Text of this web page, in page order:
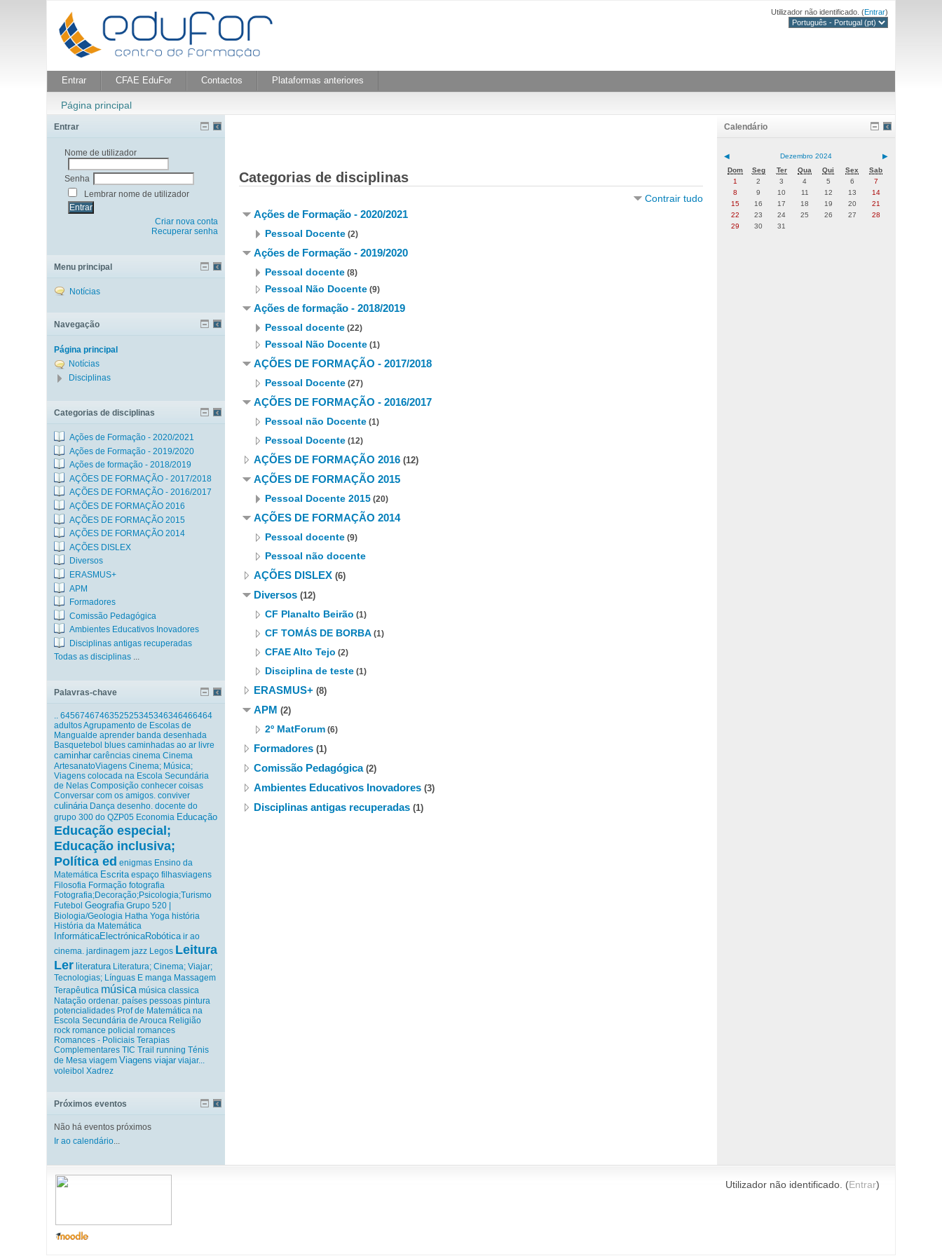
Utilizador não identificado. (Entrar)
Entrar CFAE EduFor Contactos Plataformas anteriores
Página principal
Categorias de disciplinas
Contrair tudo
Ações de Formação - 2020/2021
Pessoal Docente (2)
Ações de Formação - 2019/2020
Pessoal docente (8)
Pessoal Não Docente (9)
Ações de formação - 2018/2019
Pessoal docente (22)
Pessoal Não Docente (1)
AÇÕES DE FORMAÇÃO - 2017/2018
Pessoal Docente (27)
AÇÕES DE FORMAÇÃO - 2016/2017
Pessoal não Docente (1)
Pessoal Docente (12)
AÇÕES DE FORMAÇÃO 2016 (12)
AÇÕES DE FORMAÇÃO 2015
Pessoal Docente 2015 (20)
AÇÕES DE FORMAÇÃO 2014
Pessoal docente (9)
Pessoal não docente
AÇÕES DISLEX (6)
Diversos (12)
CF Planalto Beirão (1)
CF TOMÁS DE BORBA (1)
CFAE Alto Tejo (2)
Disciplina de teste (1)
ERASMUS+ (8)
APM (2)
2º MatForum (6)
Formadores (1)
Comissão Pedagógica(2)
Ambientes Educativos Inovadores (3)
Disciplinas antigas recuperadas (1)
Entrar
Nome de utilizador
Senha
Lembrar nome de utilizador
Criar nova conta
Recuperar senha
Menu principal
Notícias
Navegação
Página principal
Notícias
Disciplinas
Categorias de disciplinas
Ações de Formação - 2020/2021
Ações de Formação - 2019/2020
Ações de formação - 2018/2019
AÇÕES DE FORMAÇÃO - 2017/2018
AÇÕES DE FORMAÇÃO - 2016/2017
AÇÕES DE FORMAÇÃO 2016
AÇÕES DE FORMAÇÃO 2015
AÇÕES DE FORMAÇÃO 2014
AÇÕES DISLEX
Diversos
ERASMUS+
APM
Formadores
Comissão Pedagógica
Ambientes Educativos Inovadores
Disciplinas antigas recuperadas
Todas as disciplinas ...
Palavras-chave
.. 6456746746352525345346346466464
adultosAgrupamento de Escolas de
Mangualde aprender banda desenhada
Basquetebol blues caminhadas ao ar livre
caminhar carências cinema Cinema
ArtesanatoViagens Cinema; Música;
Viagens colocada na Escola Secundária
de Nelas Composição conhecer coisas
Conversar com os amigos. conviver
culinária Dança desenho. docente do
grupo 300 do QZP05 Economia Educação
Educação especial;
Educação inclusiva;
Política ed enigmas Ensino da
Matemática Escrita espaço filhasviagens
Filosofia Formação fotografia
Fotografia;Decoração;Psicologia;Turismo
Futebol Geografia Grupo 520 |
Biologia/Geologia Hatha Yoga história
História da Matemática
InformáticaElectrónicaRobótica ir ao
cinema. jardinagem jazz Legos Leitura
Ler literatura Literatura; Cinema; Viajar;
Tecnologias; Línguas E manga Massagem
Terapêutica música música classica
Natação ordenar. países pessoas pintura
potencialidades Prof de Matemática na
Escola Secundária de Arouca Religião
rock romance policial romances
Romances - Policiais Terapias
Complementares TIC Trail running Ténis
de Mesa viagem Viagens viajar viajar...
voleibol Xadrez
Próximos eventos
Não há eventos próximos
Ir ao calendário...
Calendário
◀ Dezembro 2024
▶
Dom
Seg Ter Qua Qui Sex
Sab
1
2 3 4 5 6
7
8
9 10 11 12 13
14
15
16 17 18 19 20
21
22
23 24 25 26 27
28
29
30 31
Utilizador não identificado. (Entrar)